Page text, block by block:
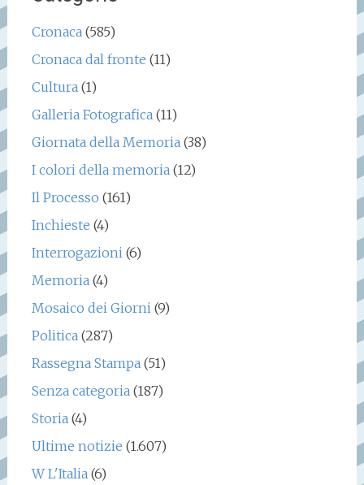
Cronaca(585)
Cronaca dal fronte (11)
Cultura(1)
Galleria Fotografica(11)
Giornata della Memoria(38)
I colori della memoria(12)
Il Processo (161)
Inchieste (4)
Interrogazioni(6)
Memoria(4)
Mosaico dei Giorni(9)
Politica(287)
Rassegna Stampa(51)
Senza categoria(187)
Storia(4)
Ultime notizie (1.607)
W L'Italia(6)